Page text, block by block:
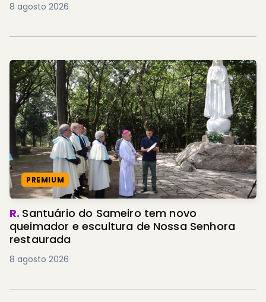
8 agosto 2026
PREMIUM
R. Santuário do Sameiro tem novo
queimador e escultura de Nossa Senhora
restaurada
8 agosto 2026